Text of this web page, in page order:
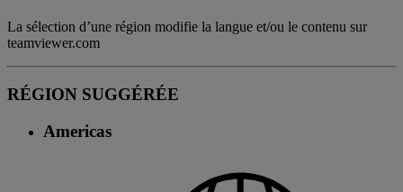
La sélection d’une région modifie la langue et/ou le contenu sur
teamviewer.com
RÉGION SUGGÉRÉE
Americas